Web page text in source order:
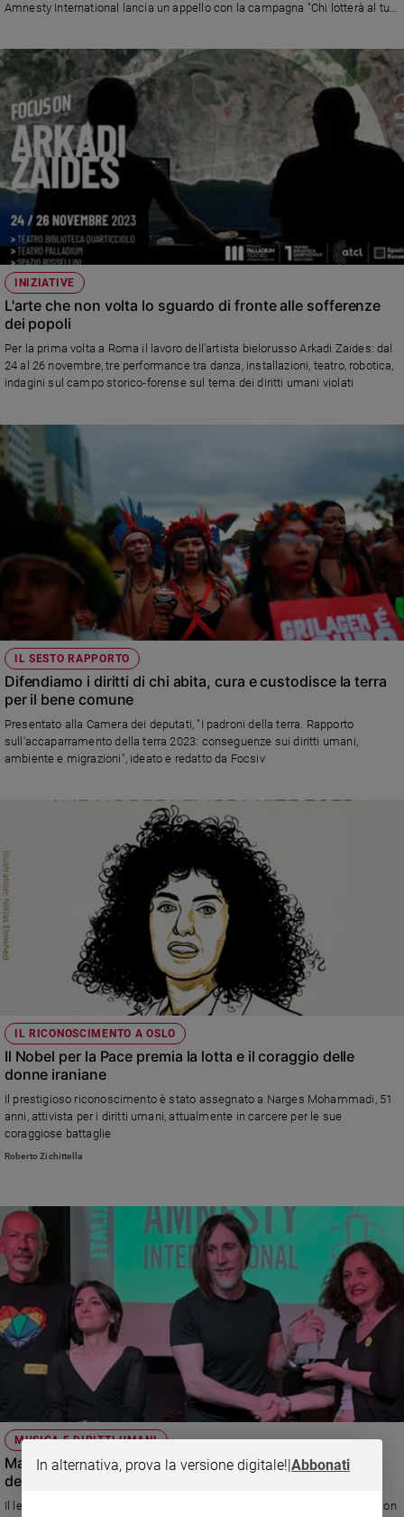
Amnesty International lancia un appello con la campagna "Chi lotterà al tuo
INIZIATIVE
L'arte che non volta lo sguardo di fronte alle sofferenze
dei popoli
Per la prima volta a Roma il lavoro dell'artista bielorusso Arkadi Zaides: dal
24 al 26 novembre, tre performance tra danza, installazioni, teatro, robotica,
indagini sul campo storico-forense sul tema dei diritti umani violati
IL SESTO RAPPORTO
Difendiamo i diritti di chi abita, cura e custodisce la terra
per il bene comune
Presentato alla Camera dei deputati, "I padroni della terra. Rapporto
sull'accaparramento della terra 2023: conseguenze sui diritti umani,
ambiente e migrazioni", ideato e redatto da Focsiv
IL RICONOSCIMENTO A OSLO
Il Nobel per la Pace premia la lotta e il coraggio delle
donne iraniane
Il prestigioso riconoscimento è stato assegnato a Narges Mohammadi, 51
anni, attivista per i diritti umani, attualmente in carcere per le sue
coraggiose battaglie
Roberto Zichittella
MUSICA E DIRITTI UMANI
Manuel Agnelli: «L’accoglienza non è di sinistra o di
destra. L’incontro con il Papa? Un privilegio»
Il leader degli Afterhours ha vinto il premio "Amnesty-Voci per la libertà" con
In alternativa, prova la versione digitale!|Abbonati